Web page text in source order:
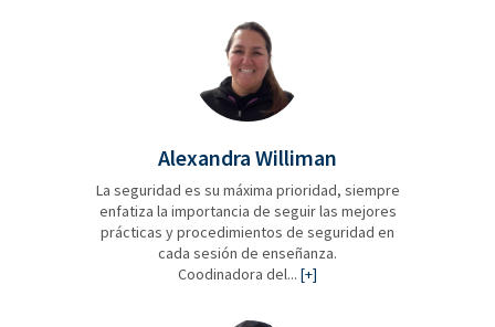
Alexandra Williman
La seguridad es su máxima prioridad, siempre
enfatiza la importancia de seguir las mejores
prácticas y procedimientos de seguridad en
cada sesión de enseñanza.
Coodinadora del... [+]